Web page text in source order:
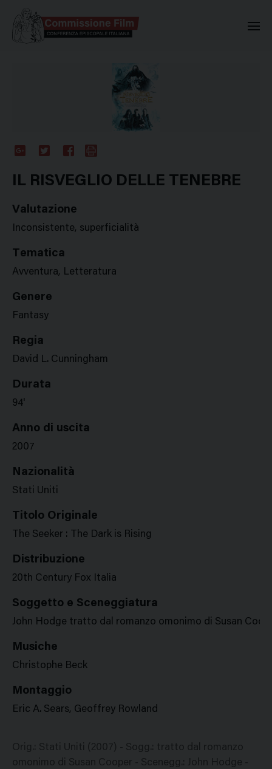
Plus
IL RISVEGLIO DELLE TENEBRE
Valutazione
Inconsistente, superficialità
Tematica
Avventura, Letteratura
Genere
Fantasy
Regia
David L. Cunningham
Durata
94'
Anno di uscita
2007
Nazionalità
Stati Uniti
Titolo Originale
The Seeker : The Dark is Rising
Distribuzione
20th Century Fox Italia
Soggetto e Sceneggiatura
John Hodge tratto dal romanzo omonimo di Susan
Musiche
Christophe Beck
Montaggio
Eric A. Sears, Geoffrey Rowland
Orig.: Stati Uniti (2007) - Sogg.: tratto dal romanzo
omonimo di Susan Cooper - Scenegg.: John Hodge -